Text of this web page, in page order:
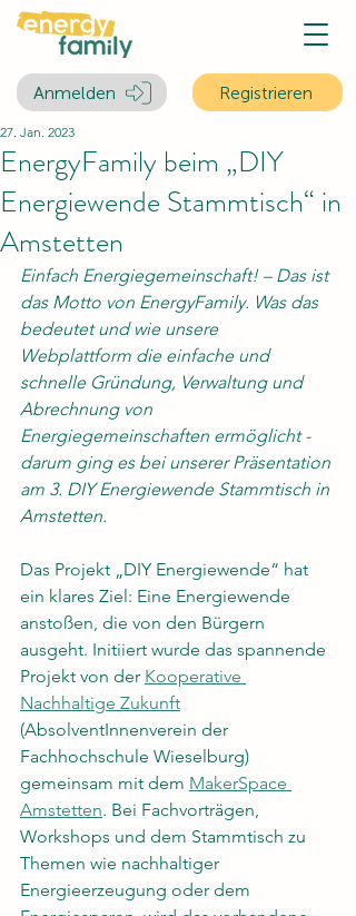
Anmelden Registrieren
EnergyFamily beim „DIY
Energiewende Stammtisch“ in
Amstetten
27. Jan. 2023
Einfach Energiegemeinschaft! – Das ist
das Motto von EnergyFamily. Was das
bedeutet und wie unsere
Webplattform die einfache und
schnelle Gründung, Verwaltung und
Abrechnung von
Energiegemeinschaften ermöglicht -
darum ging es bei unserer Präsentation
am 3. DIY Energiewende Stammtisch in
Amstetten.
Das Projekt „DIY Energiewende“ hat
ein klares Ziel: Eine Energiewende
anstoßen, die von den Bürgern
ausgeht. Initiiert wurde das spannende
Projekt von der Kooperative
Nachhaltige Zukunft
(AbsolventInnenverein der
Fachhochschule Wieselburg)
gemeinsam mit dem MakerSpace
Amstetten. Bei Fachvorträgen,
Workshops und dem Stammtisch zu
Themen wie nachhaltiger
Energieerzeugung oder dem